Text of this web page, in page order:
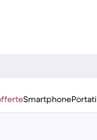
Smartphone